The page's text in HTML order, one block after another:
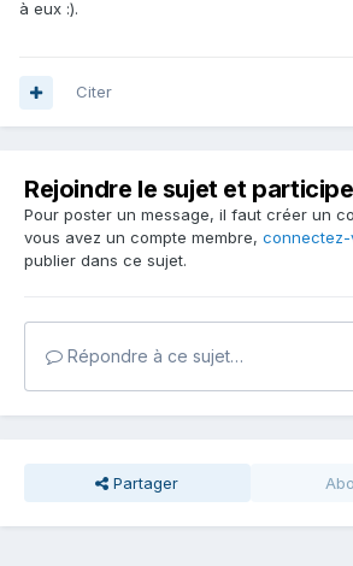
à eux :).
Citer
Rejoindre le sujet et
Pour poster un message, il faut créer un
vous avez un compte membre, connectez-
publier dans ce sujet.
Répondre à ce sujet…
Partager